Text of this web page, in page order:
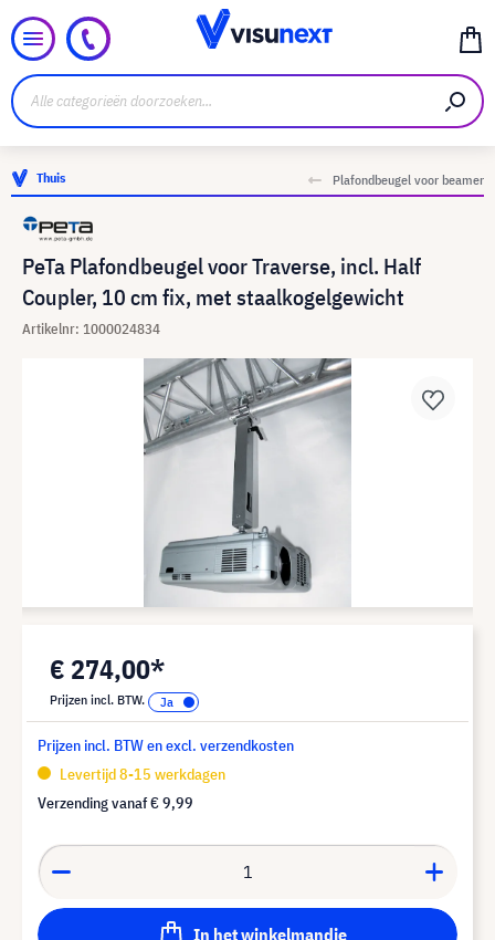
Thuis Plafondbeugel voor beamer
PeTa Plafondbeugel voor Traverse, incl. Half
Coupler, 10 cm fix, met staalkogelgewicht
Artikelnr: 1000024834
€ 274,00*
Prijzen incl. BTW.
Prijzen incl. BTW en excl. verzendkosten
Levertijd 8-15 werkdagen
Verzending vanaf€ 9,99
In het winkelmandje